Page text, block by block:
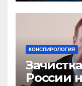
КОНСПИРОЛОГИЯ
России